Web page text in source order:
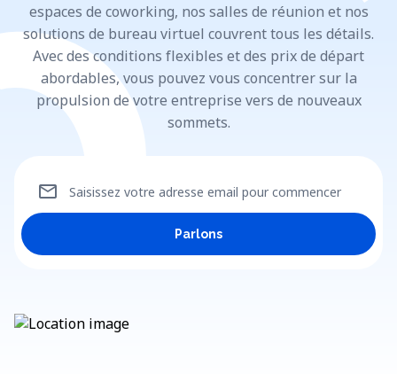
espaces de coworking, nos salles de réunion et nos
solutions de bureau virtuel couvrent tous les détails.
Avec des conditions flexibles et des prix de départ
abordables, vous pouvez vous concentrer sur la
propulsion de votre entreprise vers de nouveaux
sommets.
Saisissez votre adresse email pour commencer
mail
Parlons